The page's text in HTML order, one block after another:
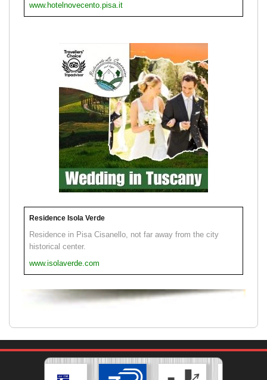
www.hotelnovecento.pisa.it
Residence Isola Verde
Residence in Pisa Cisanello, not far away from the city
historical center.
www.isolaverde.com